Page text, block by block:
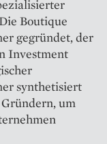
Boutique
gegründet, der
Investment
synthetisiert
um